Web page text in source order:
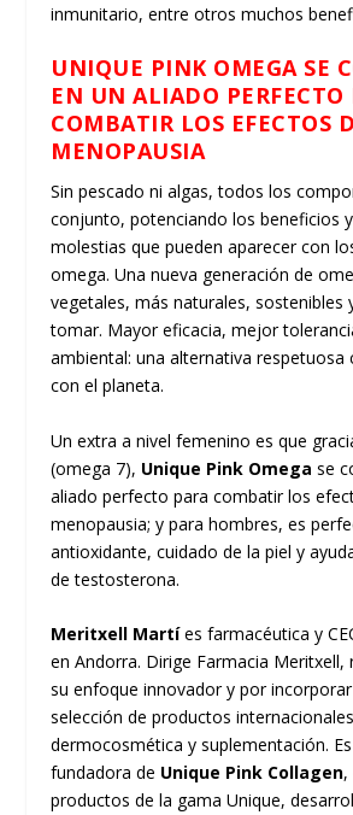
inmunitario, entre otros muchos
UNIQUE PINK OMEGA SE
EN UN ALIADO PERFECTO
COMBATIR LOS EFECTOS
MENOPAUSIA
Sin pescado ni algas, todos los
conjunto, potenciando los beneficios
molestias que pueden aparecer con
omega. Una nueva generación de
vegetales, más naturales, sostenibles
tomar. Mayor eficacia, mejor
ambiental: una alternativa respetuosa
con el planeta.
Un extra a nivel femenino es que
(omega 7), Unique Pink Omega se
aliado perfecto para combatir los
menopausia; y para hombres, es
antioxidante, cuidado de la piel y
de testosterona.
Meritxell Martíes farmacéutica y
en Andorra. Dirige Farmacia
su enfoque innovador y por
selección de productos
dermocosmética y suplementación.
fundadora de Unique Pink Collagen
productos de la gama Unique,